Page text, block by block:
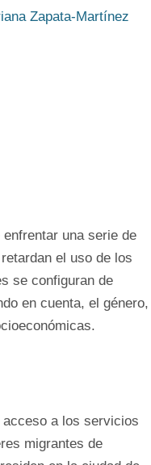
Zapata-Martínez
una serie de
el uso de los
se configuran de
en cuenta, el género,
a los servicios
migrantes de